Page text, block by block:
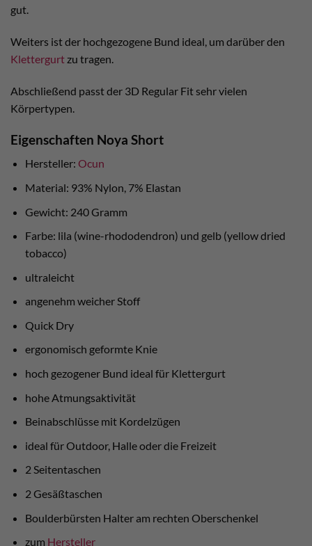
gut.
Weiters ist der hochgezogene Bund ideal, um darüber den
Klettergurt zu tragen.
Abschließend passt der 3D Regular Fit sehr vielen
Körpertypen.
Eigenschaften Noya Short
Hersteller: Ocun
Material: 93% Nylon, 7% Elastan
Gewicht: 240 Gramm
Farbe: lila (wine-rhododendron) und gelb (yellow dried
tobacco)
ultraleicht
angenehm weicher Stoff
Quick Dry
ergonomisch geformte Knie
hoch gezogener Bund ideal für Klettergurt
hohe Atmungsaktivität
Beinabschlüsse mit Kordelzügen
ideal für Outdoor, Halle oder die Freizeit
2 Seitentaschen
2 Gesäßtaschen
Boulderbürsten Halter am rechten Oberschenkel
zum Hersteller